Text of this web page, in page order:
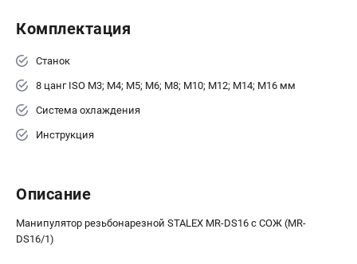
Прием заказов по телефону:
Комплектация
Станок
8 цанг ISO М3; М4; М5; М6; М8; М10; М12; М14; М16 мм
Система охлаждения
Инструкция
Описание
Манипулятор резьбонарезной STALEX MR-DS16 с СОЖ (MR-
DS16/1)